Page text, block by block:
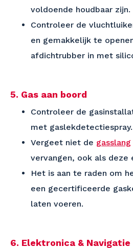
voldoende houdbaar zijn.
Controleer de
en gemakkelijk te
afdichtrubber in met
5. Gas aan boord
Controleer de
met gaslekdetectiespray.
Vergeet niet de gasslang
vervangen, ook als deze
Het is aan te raden om
een gecertificeerde
laten voeren.
6. Elektronica & Navigatie